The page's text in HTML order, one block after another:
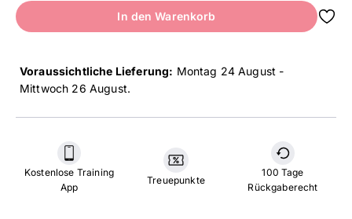
In den Warenkorb
Voraussichtliche Lieferung: Montag 24 August -
Mittwoch 26 August.
Kostenlose Training
App
Treuepunkte
100 Tage
Rückgaberecht